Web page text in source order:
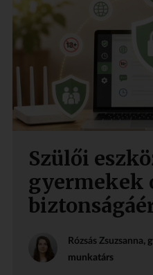
Szülői
gyermekek
Rózsás Zsuzsanna,
munkatárs